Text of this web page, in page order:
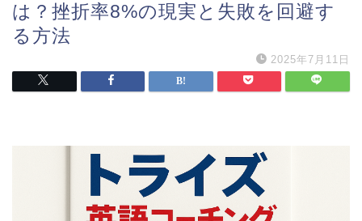
は？挫折率8%の現実と失敗を回避す
る方法
2025年7月11日